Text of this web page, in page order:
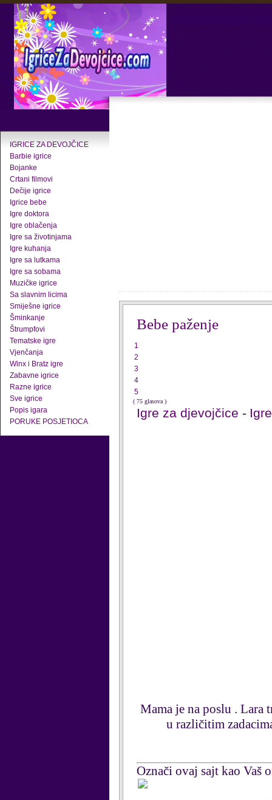
IGRICE ZA DEVOJČICE
Barbie igrice
Bojanke
Crtani filmovi
Dečije igrice
Igrice bebe
Igre doktora
Igre oblačenja
Igre sa životinjama
Igre kuhanja
Igre sa lutkama
Igre sa sobama
Muzičke igrice
Sa slavnim licima
Smiješne igrice
Šminkanje
Štrumpfovi
Tematske igre
Vjenčanja
Winx i Bratz igre
Zabavne igrice
Razne igrice
Sve igrice
Popis igara
PORUKE POSJETIOCA
Bebe paženje
1
2
3
4
5
( 75 glasova )
Igre za djevojčice -
Mama je na poslu . Lara
u različitim
Označi ovaj sajt kao Vaš